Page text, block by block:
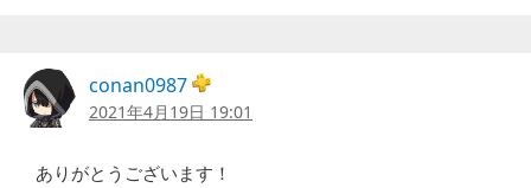
conan0987
2021年4月19日 19:01
ありがとうございます！